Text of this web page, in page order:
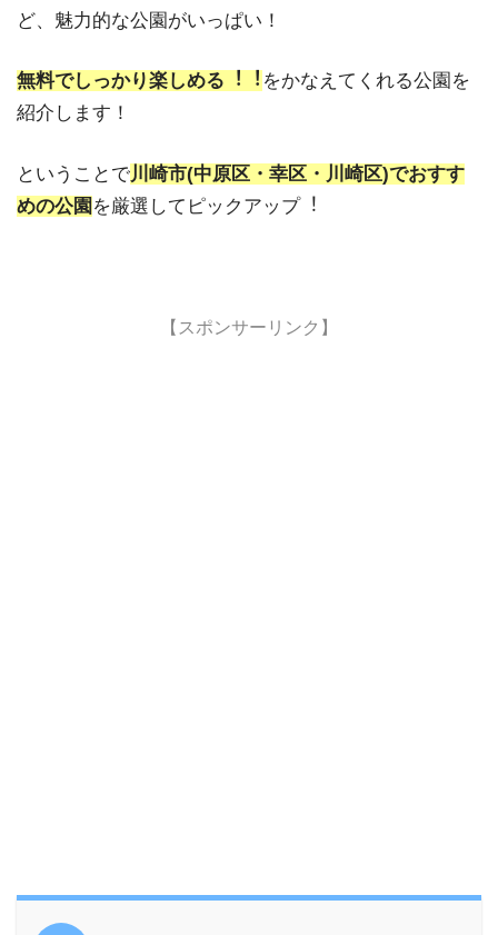
ど、魅力的な公園がいっぱい！
無料でしっかり楽しめる︕︕ をかなえてくれる公園を
紹介します！
ということで川崎市(中原区・幸区・川崎区)でおすす
めの公園 を厳選してピックアップ︕
【スポンサーリンク】